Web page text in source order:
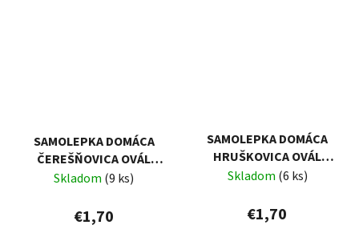
SAMOLEPKA DOMÁCA
ČEREŠŇOVICA OVÁL
BIELA, 16KS ETIKIET
Skladom (9 ks)
€1,70
SAMOLEPKA DOMÁCA
HRUŠKOVICA OVÁL
BIELA, 16KS
Skladom (6 ks)
€1,70